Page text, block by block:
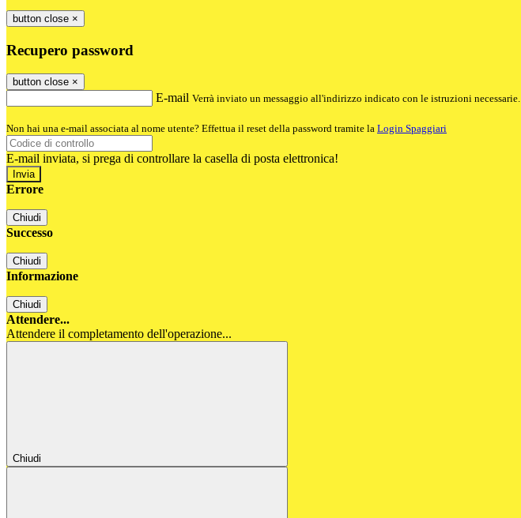
button close ×
Recupero password
button close ×
E-mail Verrà inviato un messaggio all'indirizzo indicato con le istruzioni necessarie.
Non hai una e-mail associata al nome utente? Effettua il reset della password tramite la Login Spaggiari
E-mail inviata, si prega di controllare la casella di posta elettronica!
Errore
Chiudi
Successo
Chiudi
Informazione
Chiudi
Attendere...
Attendere il completamento dell'operazione...
Chiudi